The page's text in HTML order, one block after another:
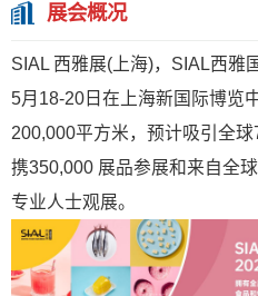
展会概况
SIAL 西雅展(上海)，SIAL西雅
5月18-20日在上海新国际博览
200,000平方米，预计吸引全
携350,000 展品参展和来自全
专业人士观展。